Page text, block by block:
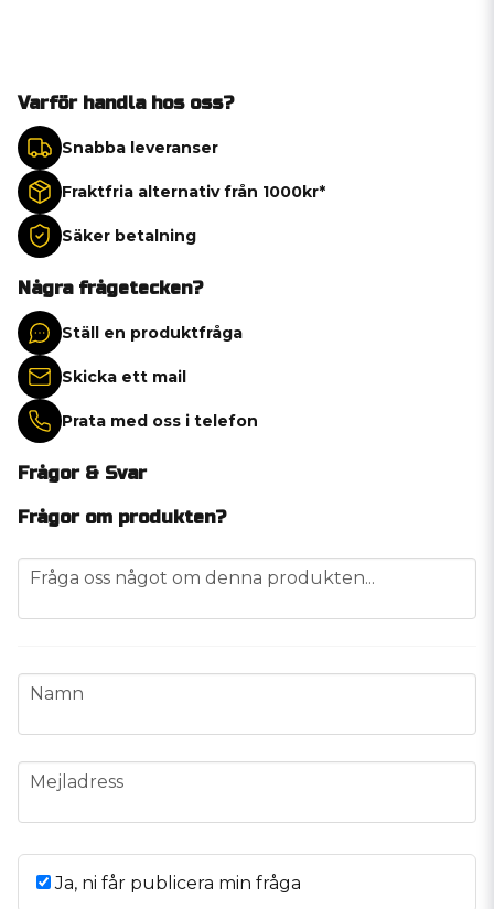
Varför handla hos oss?
Snabba leveranser
Fraktfria alternativ från 1000kr*
Säker betalning
Några frågetecken?
Ställ en produktfråga
Skicka ett mail
Prata med oss i telefon
Frågor & Svar
Frågor om produkten?
question
Fråga oss något om denna produkten...
name
Namn
email
Mejladress
Ja, ni får publicera min fråga